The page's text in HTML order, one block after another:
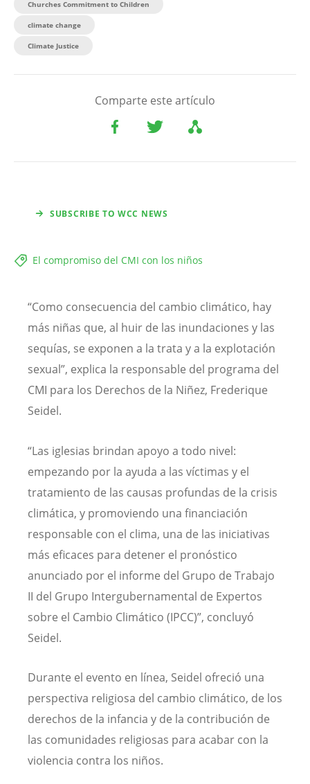
Churches Commitment to Children
climate change
Climate Justice
Comparte este artículo
SUBSCRIBE TO WCC NEWS
El compromiso del CMI con los niños
“Como consecuencia del cambio climático, hay
más niñas que, al huir de las inundaciones y las
sequías, se exponen a la trata y a la explotación
sexual”, explica la responsable del programa del
CMI para los Derechos de la Niñez, Frederique
Seidel.
“Las iglesias brindan apoyo a todo nivel:
empezando por la ayuda a las víctimas y el
tratamiento de las causas profundas de la crisis
climática, y promoviendo una financiación
responsable con el clima, una de las iniciativas
más eficaces para detener el pronóstico
anunciado por el informe del Grupo de Trabajo
II del Grupo Intergubernamental de Expertos
sobre el Cambio Climático (IPCC)”, concluyó
Seidel.
Durante el evento en línea, Seidel ofreció una
perspectiva religiosa del cambio climático, de los
derechos de la infancia y de la contribución de
las comunidades religiosas para acabar con la
violencia contra los niños.